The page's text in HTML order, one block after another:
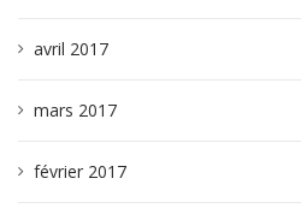
avril 2017
mars 2017
février 2017